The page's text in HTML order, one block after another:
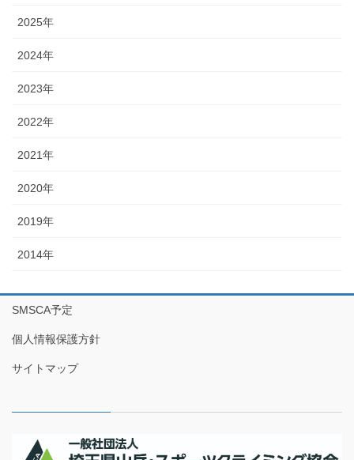
2025年
2024年
2023年
2022年
2021年
2020年
2019年
2014年
SMSCA予定
個人情報保護方針
サイトマップ